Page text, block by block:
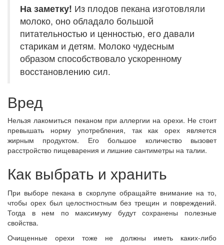
На заметку! Из плодов пекана изготовляли
молоко, оно обладало большой
питательностью и ценностью, его давали
старикам и детям. Молоко чудесным
образом способствовало ускоренному
восстановлению сил.
Вред
Нельзя лакомиться пеканом при аллергии на орехи. Не стоит
превышать норму употребления, так как орех является
жирным продуктом. Его большое количество вызовет
расстройство пищеварения и лишние сантиметры на талии.
Как выбрать и хранить
При выборе пекана в скорлупе обращайте внимание на то,
чтобы орех был целостностным без трещин и повреждений.
Тогда в нем по максимуму будут сохранены полезные
свойства.
Очищенные орехи тоже не должны иметь каких-либо